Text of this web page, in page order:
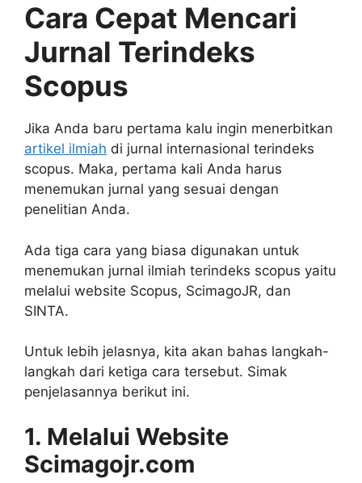
Cara Cepat Mencari
Jurnal Terindeks
Scopus
Jika Anda baru pertama kalu ingin menerbitkan
artikel ilmiah di jurnal internasional terindeks
scopus. Maka, pertama kali Anda harus
menemukan jurnal yang sesuai dengan
penelitian Anda.
Ada tiga cara yang biasa digunakan untuk
menemukan jurnal ilmiah terindeks scopus yaitu
melalui website Scopus, ScimagoJR, dan
SINTA.
Untuk lebih jelasnya, kita akan bahas langkah-
langkah dari ketiga cara tersebut. Simak
penjelasannya berikut ini.
1. Melalui Website
Scimagojr.com